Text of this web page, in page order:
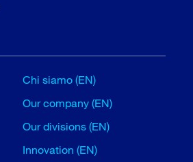
Chi siamo (EN)
Our company (EN)
Our divisions (EN)
Innovation (EN)